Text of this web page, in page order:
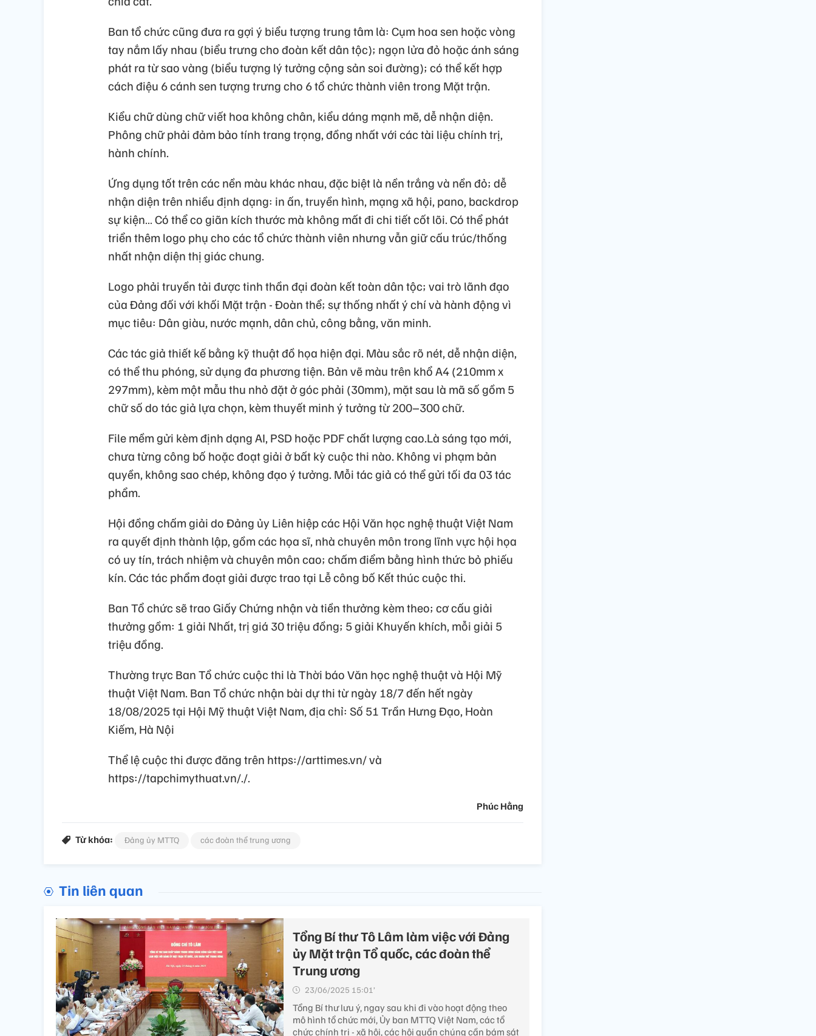
Ban tổ chức cũng đưa ra gợi ý biểu tượng trung tâm là: Cụm hoa sen hoặc vòng
tay nắm lấy nhau (biểu trưng cho đoàn kết dân tộc); ngọn lửa đỏ hoặc ánh sáng
phát ra từ sao vàng (biểu tượng lý tưởng cộng sản soi đường); có thể kết hợp
cách điệu 6 cánh sen tượng trưng cho 6 tổ chức thành viên trong Mặt trận.
Kiểu chữ dùng chữ viết hoa không chân, kiểu dáng mạnh mẽ, dễ nhận diện.
Phông chữ phải đảm bảo tính trang trọng, đồng nhất với các tài liệu chính trị,
hành chính.
Ứng dụng tốt trên các nền màu khác nhau, đặc biệt là nền trắng và nền đỏ; dễ
nhận diện trên nhiều định dạng: in ấn, truyền hình, mạng xã hội, pano, backdrop
sự kiện… Có thể co giãn kích thước mà không mất đi chi tiết cốt lõi. Có thể phát
triển thêm logo phụ cho các tổ chức thành viên nhưng vẫn giữ cấu trúc/thống
nhất nhận diện thị giác chung.
Logo phải truyền tải được tinh thần đại đoàn kết toàn dân tộc; vai trò lãnh đạo
của Đảng đối với khối Mặt trận - Đoàn thể; sự thống nhất ý chí và hành động vì
mục tiêu: Dân giàu, nước mạnh, dân chủ, công bằng, văn minh.
Các tác giả thiết kế bằng kỹ thuật đồ họa hiện đại. Màu sắc rõ nét, dễ nhận diện,
có thể thu phóng, sử dụng đa phương tiện. Bản vẽ màu trên khổ A4 (210mm x
297mm), kèm một mẫu thu nhỏ đặt ở góc phải (30mm), mặt sau là mã số gồm 5
chữ số do tác giả lựa chọn, kèm thuyết minh ý tưởng từ 200–300 chữ.
File mềm gửi kèm định dạng AI, PSD hoặc PDF chất lượng cao.Là sáng tạo mới,
chưa từng công bố hoặc đoạt giải ở bất kỳ cuộc thi nào. Không vi phạm bản
quyền, không sao chép, không đạo ý tưởng. Mỗi tác giả có thể gửi tối đa 03 tác
phẩm.
Hội đồng chấm giải do Đảng ủy Liên hiệp các Hội Văn học nghệ thuật Việt Nam
ra quyết định thành lập, gồm các họa sĩ, nhà chuyên môn trong lĩnh vực hội họa
có uy tín, trách nhiệm và chuyên môn cao; chấm điểm bằng hình thức bỏ phiếu
kín. Các tác phẩm đoạt giải được trao tại Lễ công bố Kết thúc cuộc thi.
Ban Tổ chức sẽ trao Giấy Chứng nhận và tiền thưởng kèm theo; cơ cấu giải
thưởng gồm: 1 giải Nhất, trị giá 30 triệu đồng; 5 giải Khuyến khích, mỗi giải 5
triệu đồng.
Thường trực Ban Tổ chức cuộc thi là Thời báo Văn học nghệ thuật và Hội Mỹ
thuật Việt Nam. Ban Tổ chức nhận bài dự thi từ ngày 18/7 đến hết ngày
18/08/2025 tại Hội Mỹ thuật Việt Nam, địa chỉ: Số 51 Trần Hưng Đạo, Hoàn
Kiếm, Hà Nội
Thể lệ cuộc thi được đăng trên https://arttimes.vn/ và
https://tapchimythuat.vn/./.
Phúc Hằng
Từ khóa: Đảng ủy MTTQ các đoàn thể trung ương
Tin liên quan
Tổng Bí thư Tô Lâm làm việc với Đảng
ủy Mặt trận Tổ quốc, các đoàn thể
Trung ương
23/06/2025 15:01’
Tổng Bí thư lưu ý, ngay sau khi đi vào hoạt động theo
mô hình tổ chức mới, Ủy ban MTTQ Việt Nam, các tổ
chức chính trị - xã hội, các hội quần chúng cần bám sát